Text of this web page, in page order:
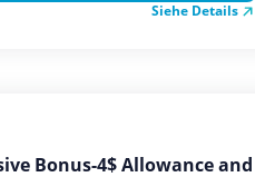
Siehe Details
Bonus-4$ Allowance and